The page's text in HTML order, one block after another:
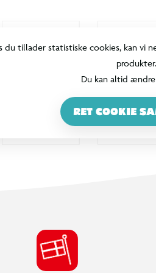
du tillader statistiske cookies, kan vi
produkter.
Du kan altid
RET COOKIE